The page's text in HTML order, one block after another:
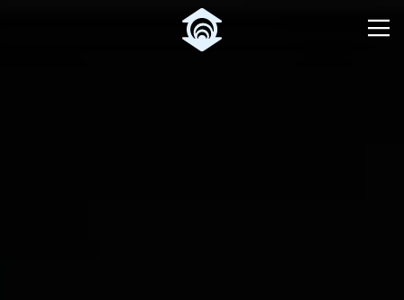
Pular para o Conteúdo principal